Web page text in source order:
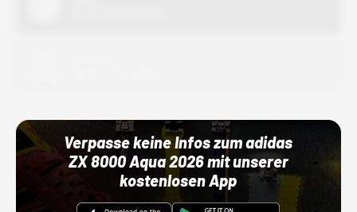
Verpasse keine Infos zum adidas
ZX 8000 Aqua 2026 mit unserer
kostenlosen App